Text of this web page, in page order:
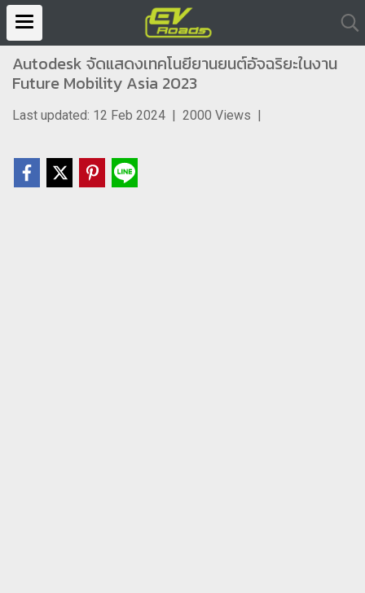
Autodesk จัดแสดงเทคโนยียานยนต์อัจฉริยะในงาน
Future Mobility Asia 2023
Last updated: 12 Feb 2024 | 2000 Views |